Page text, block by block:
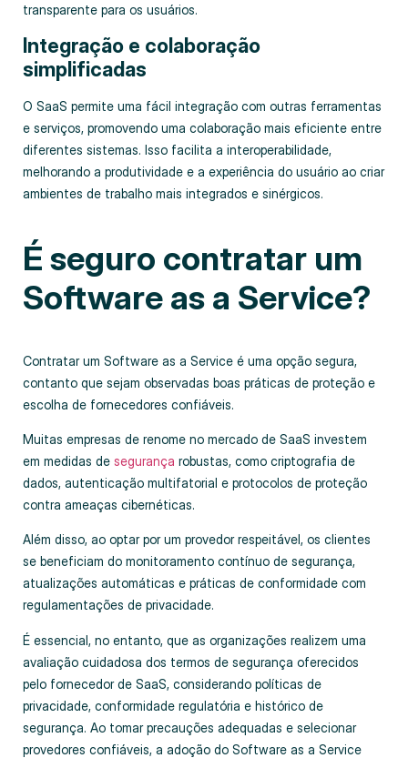
transparente para os usuários.
Integração e colaboração
simplificadas
O SaaS permite uma fácil integração com outras ferramentas
e serviços, promovendo uma colaboração mais eficiente entre
diferentes sistemas. Isso facilita a interoperabilidade,
melhorando a produtividade e a experiência do usuário ao criar
ambientes de trabalho mais integrados e sinérgicos.
É seguro contratar um
Software as a Service?
Contratar um Software as a Service é uma opção segura,
contanto que sejam observadas boas práticas de proteção e
escolha de fornecedores confiáveis.
Muitas empresas de renome no mercado de SaaS investem
em medidas de segurança robustas, como criptografia de
dados, autenticação multifatorial e protocolos de proteção
contra ameaças cibernéticas.
Além disso, ao optar por um provedor respeitável, os clientes
se beneficiam do monitoramento contínuo de segurança,
atualizações automáticas e práticas de conformidade com
regulamentações de privacidade.
É essencial, no entanto, que as organizações realizem uma
avaliação cuidadosa dos termos de segurança oferecidos
pelo fornecedor de SaaS, considerando políticas de
privacidade, conformidade regulatória e histórico de
segurança. Ao tomar precauções adequadas e selecionar
provedores confiáveis, a adoção do Software as a Service